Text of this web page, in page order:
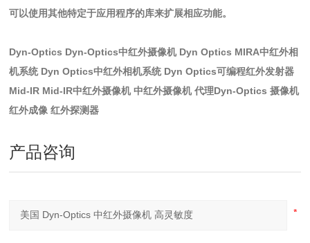
可以使用其他特定于应用程序的库来扩展相应功能。
Dyn-Optics Dyn-Optics中红外摄像机 Dyn Optics MIRA中红外相
机系统 Dyn Optics中红外相机系统 Dyn Optics可编程红外发射器
Mid-IR Mid-IR中红外摄像机 中红外摄像机 代理Dyn-Optics 摄像机
红外成像 红外探测器
产品咨询